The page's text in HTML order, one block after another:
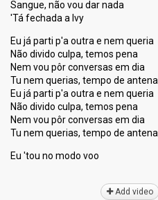
Sangue, não vou dar nada
'Tá fechada a Ivy
Eu já parti p'a outra e nem queria
Não divido culpa, temos pena
Nem vou pôr conversas em dia
Tu nem querias, tempo de antena
Eu já parti p'a outra e nem queria
Não divido culpa, temos pena
Nem vou pôr conversas em dia
Tu nem queriaѕ, tempo de antenа
Eu 'tou no modo voo
Add video